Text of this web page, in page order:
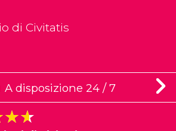
di Civitatis
A disposizione 24 / 7